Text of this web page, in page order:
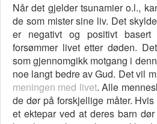
Når det gjelder tsunamier o.l.,
de som mister sine liv. Det
er negativt og positivt
forsømmer livet etter døden.
som gjennomgikk motgang i
noe langt bedre av Gud. Det vil
meningen med livet. Alle
de dør på forskjellige måter.
et ektepar ved at deres barn